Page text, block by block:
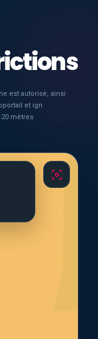
est autorisé, ainsi
et ign
mètres